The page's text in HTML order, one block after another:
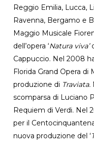
Reggio Emilia, Lucca,
Ravenna, Bergamo e
Maggio Musicale
dell’opera ‘Natura viva’
Cappuccio. Nel 2008
Florida Grand Opera di
produzione di Traviata.
scomparsa di Luciano
Requiem di Verdi. Nel
per il
nuova produzione del ‘